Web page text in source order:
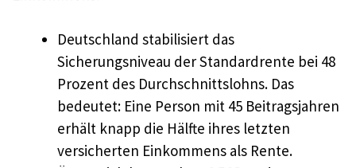
Deutschland stabilisiert das
Sicherungsniveau der Standardrente bei 48
Prozent des Durchschnittslohns. Das
bedeutet: Eine Person mit 45 Beitragsjahren
erhält knapp die Hälfte ihres letzten
versicherten Einkommens als Rente.